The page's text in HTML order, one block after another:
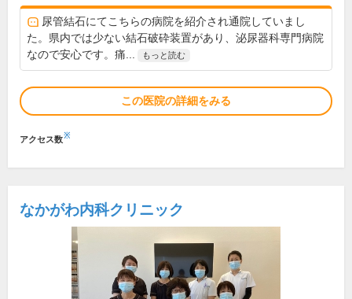
尿管結石にてこちらの病院を紹介され通院していまし
た。県内では少ない結石破砕装置があり、泌尿器科専門病院
なので安心です。痛...
もっと読む
この医院の詳細をみる
アクセス数※
なかがわ内科クリニック